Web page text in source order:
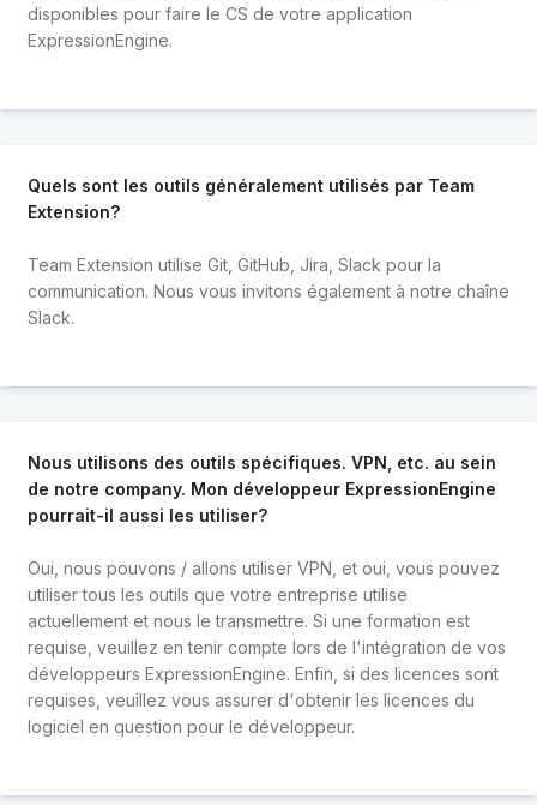
disponibles pour faire le CS de votre application
ExpressionEngine.
Quels sont les outils généralement utilisés par Team
Extension?
Team Extension utilise Git, GitHub, Jira, Slack pour la
communication. Nous vous invitons également à notre chaîne
Slack.
Nous utilisons des outils spécifiques. VPN, etc. au sein
de notre company. Mon développeur ExpressionEngine
pourrait-il aussi les utiliser?
Oui, nous pouvons / allons utiliser VPN, et oui, vous pouvez
utiliser tous les outils que votre entreprise utilise
actuellement et nous le transmettre. Si une formation est
requise, veuillez en tenir compte lors de l'intégration de vos
développeurs ExpressionEngine. Enfin, si des licences sont
requises, veuillez vous assurer d'obtenir les licences du
logiciel en question pour le développeur.